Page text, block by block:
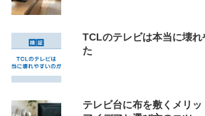
TCLのテレビは本当に壊
た
テレビ台に布を敷くメリ